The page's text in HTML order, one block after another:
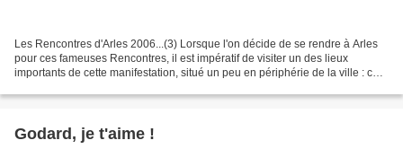
Les Rencontres d'Arles 2006...(3) Lorsque l'on décide de se rendre à Arles
pour ces fameuses Rencontres, il est impératif de visiter un des lieux
importants de cette manifestation, situé un peu en périphérie de la ville : ce
Godard, je t'aime !